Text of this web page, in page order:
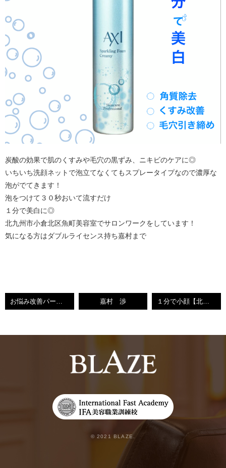
炭酸の効果で肌のくすみや毛穴の黒ずみ、ニキビのケアに◎
いちいち洗顔ネットで泡立てなくてもスプレータイプなので濃厚な
泡がでてきます！
泡をつけて３０秒おいて流すだけ
１分で美白に◎
北九州市小倉北区魚町美容室でサロンワークをしています！
気になる方はダブルライセンス持ち嘉村まで
お悩み改善パーマ【北九州市小倉美容室】 嘉村 渉 １分で小顔【北九州市小倉美容室】
© 2021 BLAZE.